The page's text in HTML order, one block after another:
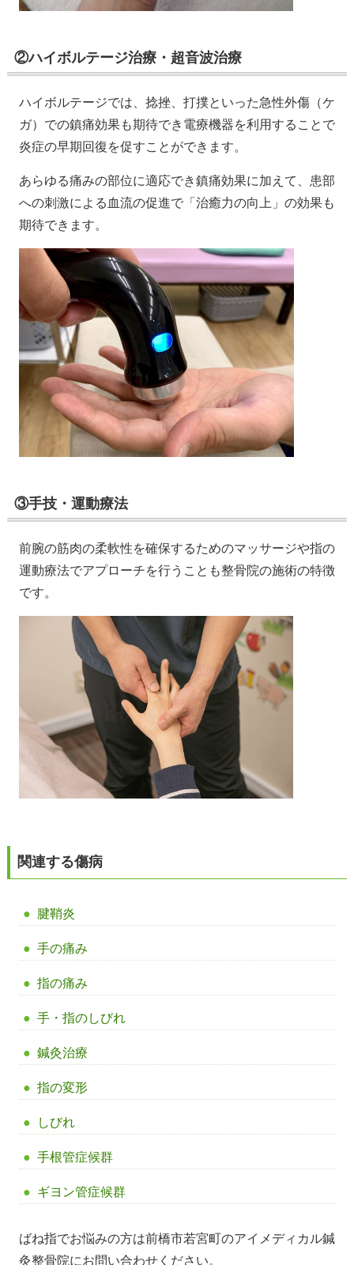
②ハイボルテージ治療・超音波治療
ハイボルテージでは、捻挫、打撲といった急性外傷（ケ
ガ）での鎮痛効果も期待でき電療機器を利用することで
炎症の早期回復を促すことができます。
あらゆる痛みの部位に適応でき鎮痛効果に加えて、患部
への刺激による血流の促進で「治癒力の向上」の効果も
期待できます。
③手技・運動療法
前腕の筋肉の柔軟性を確保するためのマッサージや指の
運動療法でアプローチを行うことも整骨院の施術の特徴
です。
関連する傷病
腱鞘炎
手の痛み
指の痛み
手・指のしびれ
鍼灸治療
指の変形
しびれ
手根管症候群
ギヨン管症候群
ばね指でお悩みの方は前橋市若宮町のアイメディカル鍼
灸整骨院にお問い合わせください。